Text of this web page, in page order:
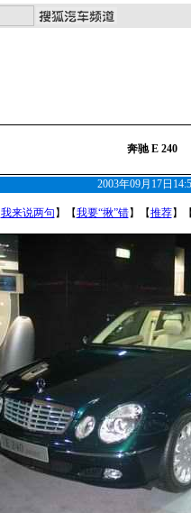
奔驰 E 240
2003年09月17日
我来说两句 】【我要“揪”错】【推荐】